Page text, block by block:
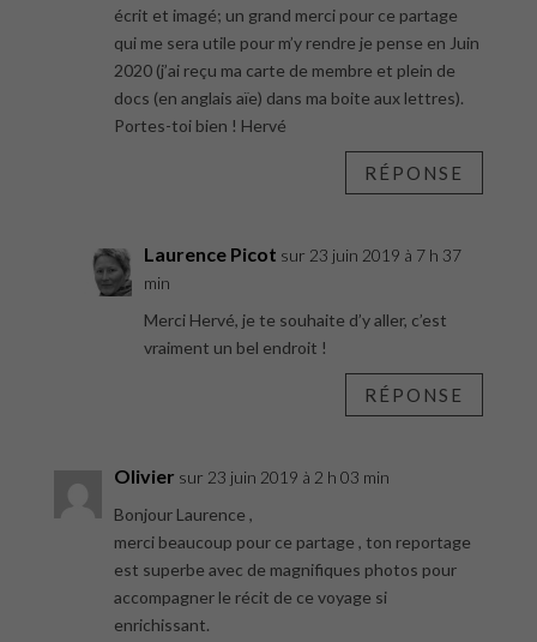
écrit et imagé; un grand merci pour ce partage
qui me sera utile pour m’y rendre je pense en Juin
2020 (j’ai reçu ma carte de membre et plein de
docs (en anglais aïe) dans ma boite aux lettres).
Portes-toi bien ! Hervé
RÉPONSE
Laurence Picot sur 23 juin 2019 à 7 h 37
min
Merci Hervé, je te souhaite d’y aller, c’est
vraiment un bel endroit !
RÉPONSE
Olivier sur 23 juin 2019 à 2 h 03 min
Bonjour Laurence ,
merci beaucoup pour ce partage , ton reportage
est superbe avec de magnifiques photos pour
accompagner le récit de ce voyage si
enrichissant.